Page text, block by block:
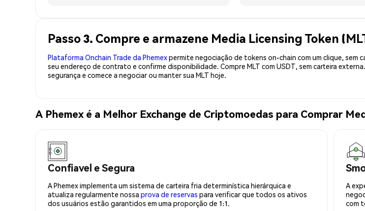
Passo 3. Compre e armazene Media Licensing Token
Plataforma Onchain Trade da Phemexpermite negociação de tokens on-chain com um clique, sem
seu endereço de contrato e confirme disponibilidade. Compre MLT com USDT, sem carteira
segurança e comece a negociar ou manter sua MLT hoje.
A Phemex é a Melhor Exchange de Criptomoedas para Comprar
Confiavel e Segura
A Phemex implementa um sistema de carteira fria determinística hierárquica e
atualiza regularmente nossa prova de reservas para verificar que todos os ativos
dos usuários estão garantidos em uma proporção de 1:1.
A
com